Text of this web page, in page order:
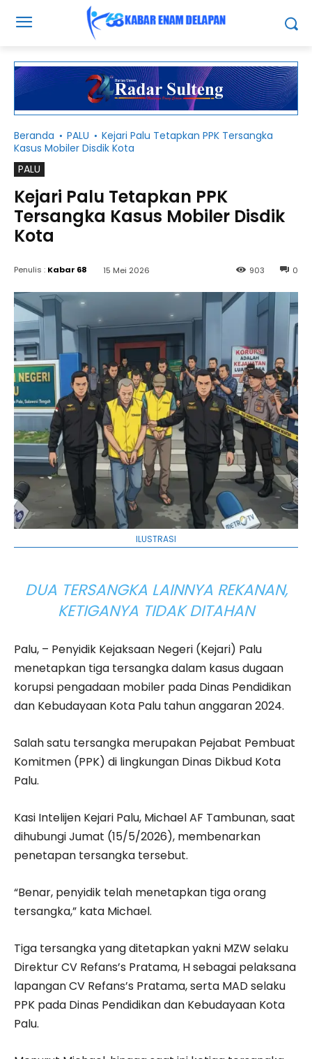
Beranda PALU
Kejari Palu Tetapkan PPK Tersangka
Kasus Mobiler Disdik Kota
PALU
Kejari Palu Tetapkan PPK
Tersangka Kasus Mobiler Disdik
Kota
Penulis : Kabar 68 15 Mei 2026 0
903
ILUSTRASI
DUA TERSANGKA LAINNYA REKANAN,
KETIGANYA TIDAK DITAHAN
Palu, – Penyidik Kejaksaan Negeri (Kejari) Palu
menetapkan tiga tersangka dalam kasus dugaan
korupsi pengadaan mobiler pada Dinas Pendidikan
dan Kebudayaan Kota Palu tahun anggaran 2024.
‎Salah satu tersangka merupakan Pejabat Pembuat
Komitmen (PPK) di lingkungan Dinas Dikbud Kota
Palu.
‎‎Kasi Intelijen Kejari Palu, Michael AF Tambunan, saat
dihubungi Jumat (15/5/2026), membenarkan
penetapan tersangka tersebut.‎
‎“Benar, penyidik telah menetapkan tiga orang
tersangka,” kata Michael.
‎‎Tiga tersangka yang ditetapkan yakni MZW selaku
Direktur CV Refans’s Pratama, H sebagai pelaksana
lapangan CV Refans’s Pratama, serta MAD selaku
PPK pada Dinas Pendidikan dan Kebudayaan Kota
Palu.